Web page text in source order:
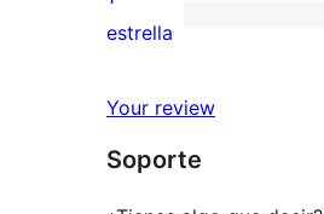
estrellas
de
estrellas
5
de
estrellas
estrella
Your review
Soporte